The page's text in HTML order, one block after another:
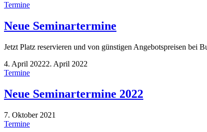
Termine
Neue Seminartermine
Jetzt Platz reservieren und von günstigen Angebotspreisen
4. April 20222. April 2022
Termine
Neue Seminartermine 2022
7. Oktober 2021
Termine